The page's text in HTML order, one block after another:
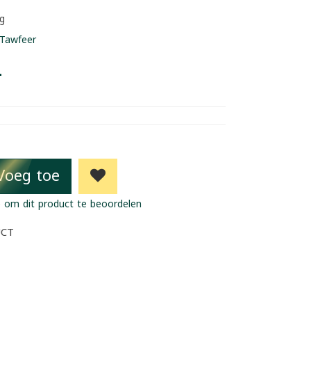
Tawfeer
toe
om dit product te beoordelen